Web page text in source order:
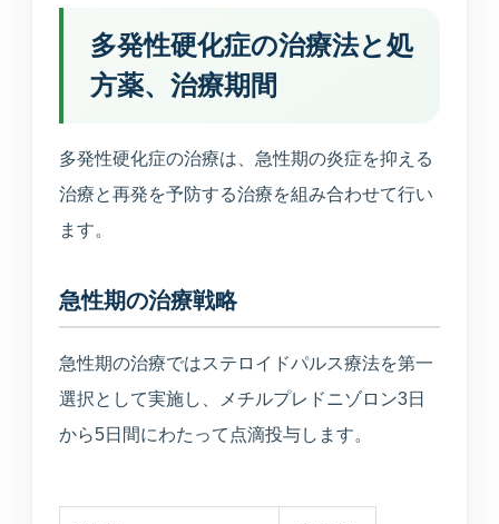
多発性硬化症の治療法と処
方薬、治療期間
多発性硬化症の治療は、急性期の炎症を抑える
治療と再発を予防する治療を組み合わせて行い
ます。
急性期の治療戦略
急性期の治療ではステロイドパルス療法を第一
選択として実施し、メチルプレドニゾロン3日
から5日間にわたって点滴投与します。